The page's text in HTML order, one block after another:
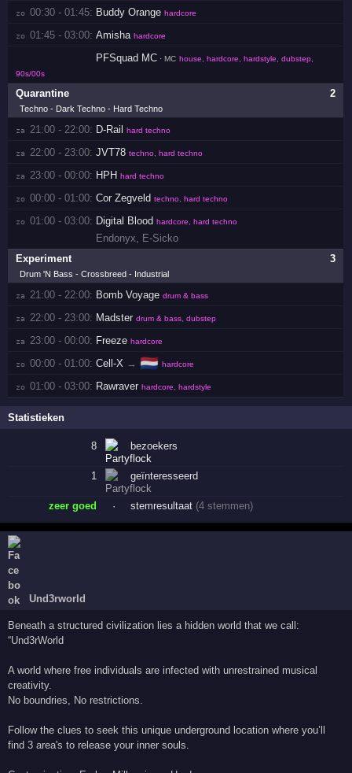
zo 00:30 - 01:45: Buddy Orange hardcore
zo 01:45 - 03:00: Amisha hardcore
PFSquad MC · MC house, hardcore, hardstyle, dubstep,
90s/00s
2
Quarantine
Techno - Dark Techno - Hard Techno
za 21:00 - 22:00: D-Rail hard techno
za 22:00 - 23:00: JVT78 techno, hard techno
za 23:00 - 00:00: HPH hard techno
zo 00:00 - 01:00: Cor Zegveld techno, hard techno
zo 01:00 - 03:00: Digital Blood hardcore, hard techno
Endonyx
E-Sicko
3
Experiment
Drum 'N Bass - Crossbreed - Industrial
za 21:00 - 22:00: Bomb Voyage drum & bass
za 22:00 - 23:00: Madster drum & bass, dubstep
za 23:00 - 00:00: Freeze hardcore
zo 00:00 - 01:00: Cell-X → 🇳🇱 hardcore
zo 01:00 - 03:00: Rawraver hardcore, hardstyle
Statistieken
8 bezoekers
1 geïnteresseerd
zeer goed · stemresultaat (4 stemmen)
Und3rworld
Beneath a structured civilization lies a hidden world that we call:
“Und3rWorld
A world where free individuals are infected with unrestrained musical
creativity.
No boundries, No restrictions.
Follow the clues to seek this unique underground location where you’ll
find 3 area's to release your inner souls.